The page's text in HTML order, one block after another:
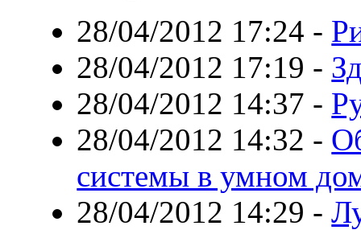
28/04/2012 17:24 -
28/04/2012 17:19 -
28/04/2012 14:37 -
28/04/2012 14:32 -
системы в умном
28/04/2012 14:29 -